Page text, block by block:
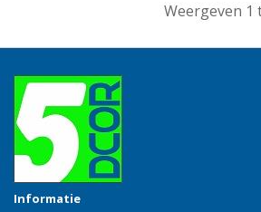
Weergeven 1
Informatie